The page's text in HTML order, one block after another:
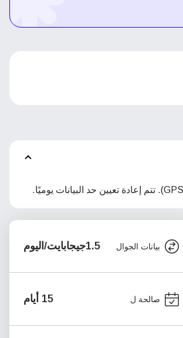
بيانات الجوال 1.5جيجابايت/اليوم
صالحة ل 15 أيام